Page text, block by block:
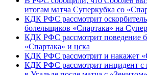
итогам матча Суперкубка со
КДК РФС рассмотрит
болельщиков «Спартака» на
КДК РФС рассмотрит поведение
«Спартака» и цска
КДК РФС рассмотрит и накажет
КДК РФС рассмотрит инцидент с